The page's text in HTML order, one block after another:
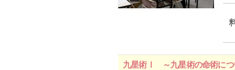
九星術Ⅰ ～九星術の命術につ